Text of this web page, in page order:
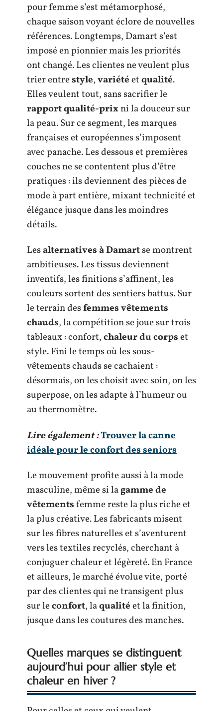
pour femme s’est métamorphosé,
chaque saison voyant éclore de nouvelles
références. Longtemps, Damart s’est
imposé en pionnier mais les priorités
ont changé. Les clientes ne veulent plus
trier entrestyle,variétéetqualité.
Elles veulent tout, sans sacrifier le
rapport qualité-prixni la douceur sur
la peau. Sur ce segment, les marques
françaises et européennes s’imposent
avec panache. Les dessous et premières
couches ne se contentent plus d’être
pratiques : ils deviennent des pièces de
mode à part entière, mixant technicité et
élégance jusque dans les moindres
détails.
Lesalternatives à Damartse montrent
ambitieuses. Les tissus deviennent
inventifs, les finitions s’affinent, les
couleurs sortent des sentiers battus. Sur
le terrain desfemmes vêtements
chauds, la compétition se joue sur trois
tableaux : confort,chaleur du corpset
style. Fini le temps où les sous-
vêtements chauds se cachaient :
désormais, on les choisit avec soin, on les
superpose, on les adapte à l’humeur ou
au thermomètre.
Lire également :Trouver la canne
idéale pour le confort des seniors
Le mouvement profite aussi à la mode
masculine, même si lagamme de
vêtementsfemme reste la plus riche et
la plus créative. Les fabricants misent
sur les fibres naturelles et s’aventurent
vers les textiles recyclés, cherchant à
conjuguer chaleur et légèreté. En France
et ailleurs, le marché évolue vite, porté
par des clientes qui ne transigent plus
sur leconfort, laqualitéet la finition,
jusque dans les coutures des manches.
Quelles marques se distinguent
aujourd’hui pour allier style et
chaleur en hiver ?